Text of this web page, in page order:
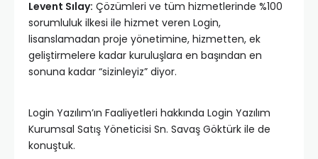
Levent Sılay: Çözümleri ve tüm hizmetlerinde %100
sorumluluk ilkesi ile hizmet veren Login,
lisanslamadan proje yönetimine, hizmetten, ek
geliştirmelere kadar kuruluşlara en başından en
sonuna kadar “sizinleyiz” diyor.
Login Yazılım’ın Faaliyetleri hakkında Login Yazılım
Kurumsal Satış Yöneticisi Sn. Savaş Göktürk ile de
konuştuk.